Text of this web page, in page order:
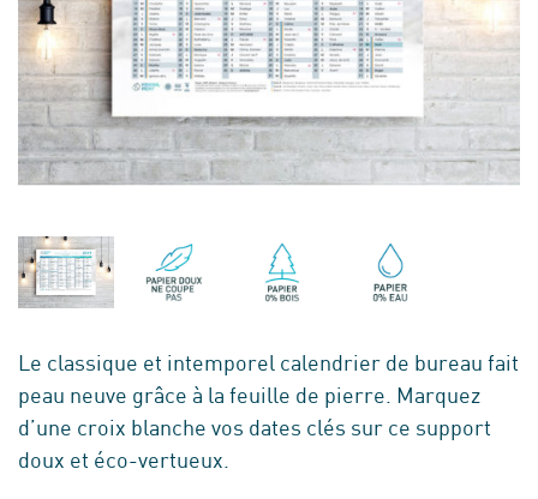
Le classique et intemporel calendrier de bureau fait
peau neuve grâce à la feuille de pierre. Marquez
d’une croix blanche vos dates clés sur ce support
doux et éco-vertueux.